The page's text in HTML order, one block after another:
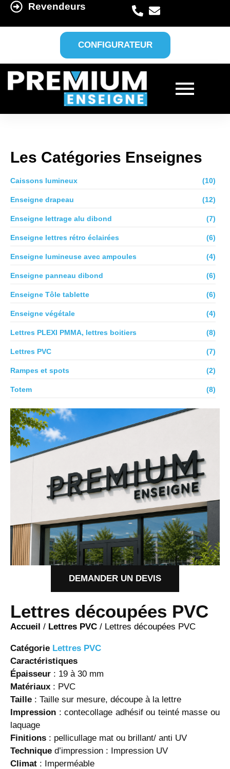
Revendeurs
CONFIGURATEUR
Les Catégories Enseignes
Caissons lumineux (10)
Enseigne drapeau (12)
Enseigne lettrage alu dibond (7)
Enseigne lettres rétro éclairées (6)
Enseigne lumineuse avec ampoules (4)
Enseigne panneau dibond (6)
Enseigne Tôle tablette (6)
Enseigne végétale (4)
Lettres PLEXI PMMA, lettres boitiers (8)
Lettres PVC (7)
Rampes et spots (2)
Totem (8)
DEMANDER UN DEVIS
Lettres découpées PVC
Accueil / Lettres PVC / Lettres découpées PVC
Catégorie Lettres PVC
Caractéristiques
Épaisseur : 19 à 30 mm
Matériaux : PVC
Taille : Taille sur mesure, découpe à la lettre
Impression : contecollage adhésif ou teinté masse ou
laquage
Finitions : pellicullage mat ou brillant/ anti UV
Technique d’impression : Impression UV
Climat : Imperméable